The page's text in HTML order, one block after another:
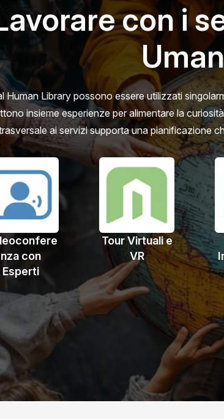
con i
Human Library possono essere utilizzati
insieme esperienze per alimentare la
ai servizi supporta una pianificazione
nza con
Esperti
Tour Virtuali e
VR